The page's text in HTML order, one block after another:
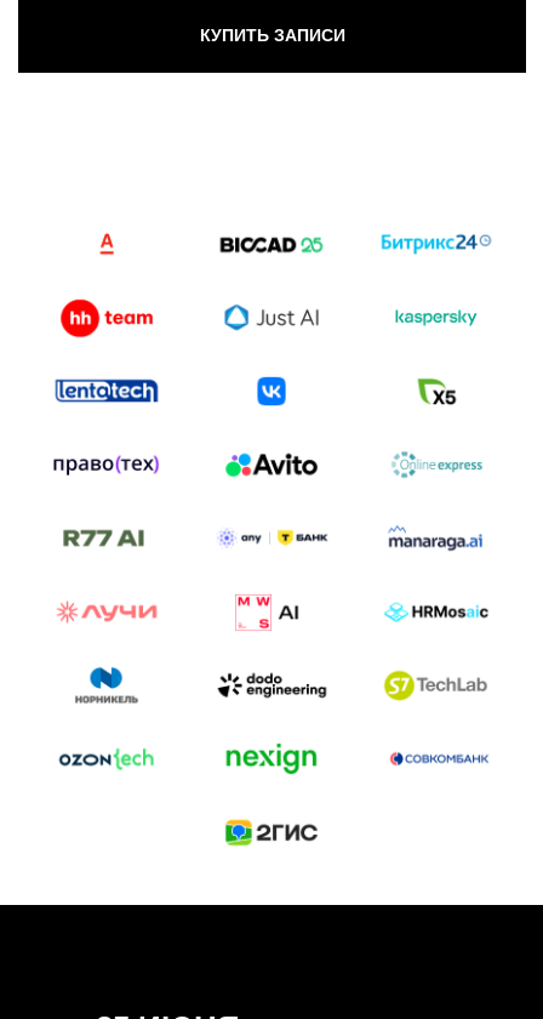
к построению бизнеса и созданию технологий под
И БИТВА АГЕНТОВ